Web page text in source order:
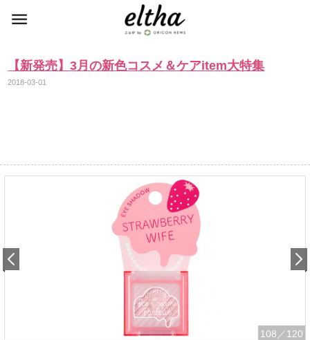
【新発売】3月の新色コスメ＆ケアitem大特集
2018-03-01
108 ／120